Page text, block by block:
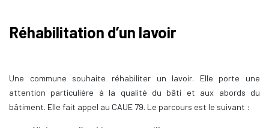
Réhabilitation d’un lavoir
Une commune souhaite réhabiliter un lavoir. Elle porte une
attention particulière à la qualité du bâti et aux abords du
bâtiment. Elle fait appel au CAUE 79. Le parcours est le suivant :